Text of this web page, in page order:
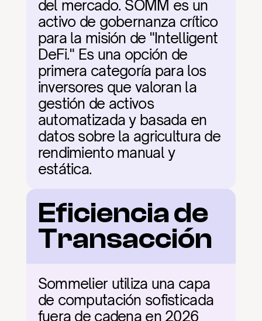
del mercado. SOMM es un
activo de gobernanza crítico
para la misión de "Intelligent
DeFi." Es una opción de
primera categoría para los
inversores que valoran la
gestión de activos
automatizada y basada en
datos sobre la agricultura de
rendimiento manual y
estática.
Eficiencia de
Transacción
Sommelier utiliza una capa
de computación sofisticada
fuera de cadena en 2026